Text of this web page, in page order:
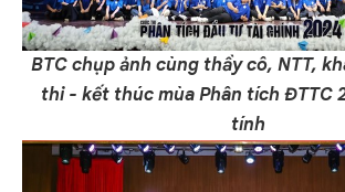
BTC chụp ảnh cùng thầy cô, NTT,
thi - kết thúc mùa Phân tích ĐTTC
tính